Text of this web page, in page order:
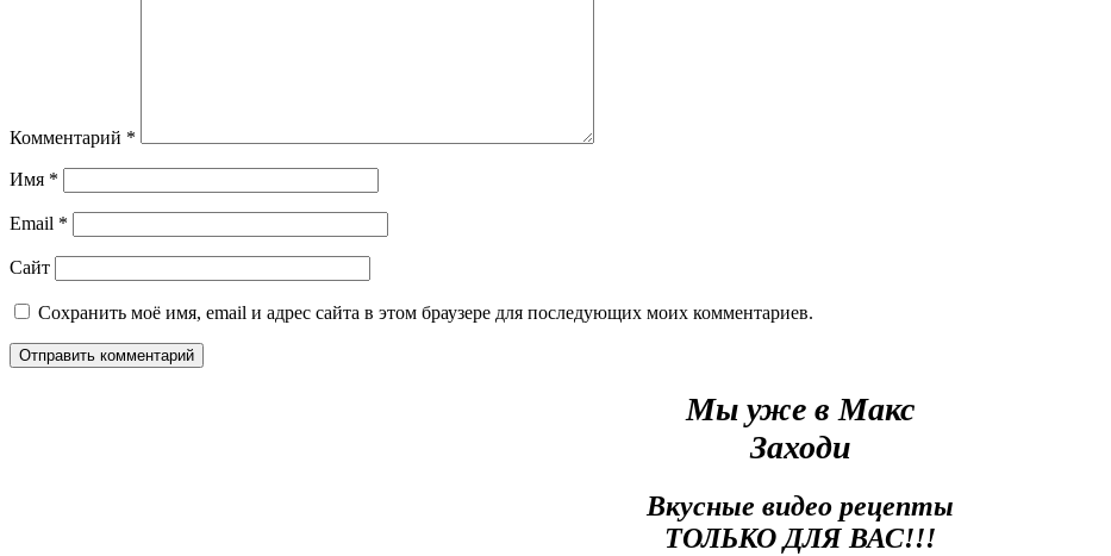
Комментарий *
Имя *
Email *
Сайт
Сохранить моё имя, email и адрес сайта в этом браузере для последующих моих комментариев.
Мы уже в Макс
Заходи
Вкусные видео рецепты
ТОЛЬКО ДЛЯ ВАС!!!